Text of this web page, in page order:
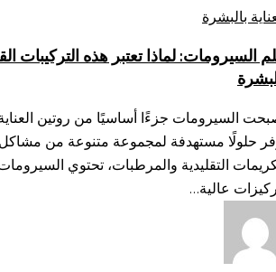
بالبشرة
السيرومات: لماذا تعتبر هذه التركيبات
السيرومات جزءًا أساسيًا من روتين
حلولًا مستهدفة لمجموعة متنوعة من
التقليدية والمرطبات، تحتوي
عالية…